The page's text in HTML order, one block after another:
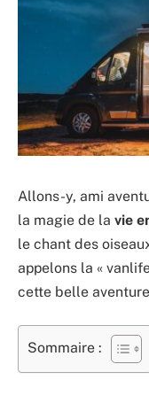
Allons-y, ami
la magie de la vie
le chant des
appelons la «
cette belle
Sommaire :